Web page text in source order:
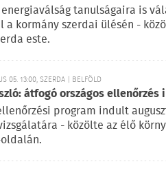
tanulságaira is
a kormány szerdai ülésén -
este.
05. 13:00, SZERDA | BELFÖLD
átfogó országos
program indult
- közölte az élő